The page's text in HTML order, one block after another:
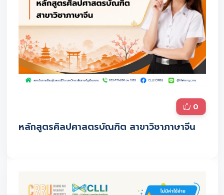
0
หลักสูตรศิลปศาสตรบัณฑิต สาขาวิชาภาษาจีน